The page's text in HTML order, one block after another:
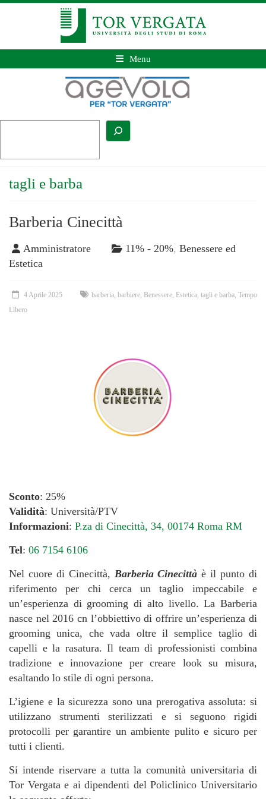
Menu
tagli e barba
Barberia Cinecittà
Amministratore 11% - 20%, Benessere ed
Estetica
4 Aprile 2025 barberia barbiere Benessere Estetica tagli e barba Tempo
Libero
Sconto: 25%
Validità: Università/PTV
Informazioni: P.za di Cinecittà, 34, 00174 Roma RM
Tel: 06 7154 6106
Nel cuore di Cinecittà, Barberia Cinecittà è il punto di
riferimento per chi cerca un taglio impeccabile e
un’esperienza di grooming di alto livello. La Barberia
nasce nel 2016 cn l’obbiettivo di offrire un’esperienza di
grooming unica, che vada oltre il semplice taglio di
capelli e la rasatura. Il team di professionisti combina
tradizione e innovazione per creare look su misura,
esaltando lo stile di ogni persona.
L’igiene e la sicurezza sono una prerogativa assoluta: si
utilizzano strumenti sterilizzati e si seguono rigidi
protocolli per garantire un ambiente pulito e sicuro per
tutti i clienti.
Si intende riservare a tutta la comunità universitaria di
Tor Vergata e ai dipendenti del Policlinico Universitario